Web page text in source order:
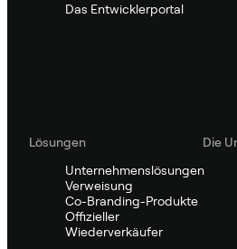
Das Entwicklerportal
Lösungen
Unternehmenslösungen
Verweisung
Co-Branding-Produkte
Offizieller
Wiederverkäufer
Die